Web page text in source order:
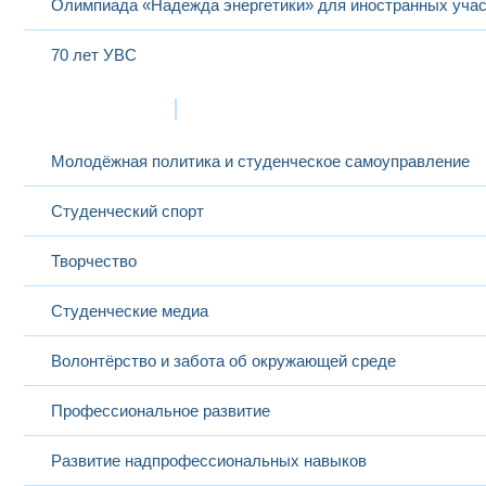
Олимпиада «Надежда энергетики» для иностранных
70 лет УВС
Молодёжная политика и студенческое самоуправление
Студенческий спорт
Творчество
Студенческие медиа
Волонтёрство и забота об окружающей среде
Профессиональное развитие
Развитие надпрофессиональных навыков